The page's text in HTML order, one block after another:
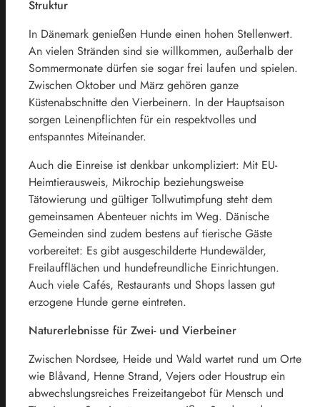
Struktur
In Dänemark genießen Hunde einen hohen Stellenwert.
An vielen Stränden sind sie willkommen, außerhalb der
Sommermonate dürfen sie sogar frei laufen und spielen.
Zwischen Oktober und März gehören ganze
Küstenabschnitte den Vierbeinern. In der Hauptsaison
sorgen Leinenpflichten für ein respektvolles und
entspanntes Miteinander.
Auch die Einreise ist denkbar unkompliziert: Mit EU-
Heimtierausweis, Mikrochip beziehungsweise
Tätowierung und gültiger Tollwutimpfung steht dem
gemeinsamen Abenteuer nichts im Weg. Dänische
Gemeinden sind zudem bestens auf tierische Gäste
vorbereitet: Es gibt ausgeschilderte Hundewälder,
Freilaufflächen und hundefreundliche Einrichtungen.
Auch viele Cafés, Restaurants und Shops lassen gut
erzogene Hunde gerne eintreten.
Naturerlebnisse für Zwei- und Vierbeiner
Zwischen Nordsee, Heide und Wald wartet rund um Orte
wie Blåvand, Henne Strand, Vejers oder Houstrup ein
abwechslungsreiches Freizeitangebot für Mensch und